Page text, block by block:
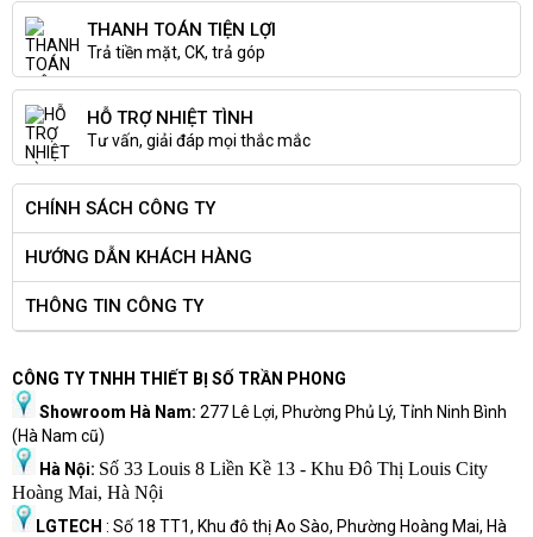
THANH TOÁN TIỆN LỢI
Trả tiền mặt, CK, trả góp
HỖ TRỢ NHIỆT TÌNH
Tư vấn, giải đáp mọi thắc mắc
CHÍNH SÁCH CÔNG TY
HƯỚNG DẪN KHÁCH HÀNG
THÔNG TIN CÔNG TY
CÔNG TY TNHH THIẾT BỊ SỐ TRẦN PHONG
Showroom Hà Nam: 277 Lê Lợi, Phường Phủ Lý, Tỉnh Ninh Bình
(Hà Nam cũ)
Hà Nội: Số 33 Louis 8 Liền Kề 13 - Khu Đô Thị Louis City
Hoàng Mai, Hà Nội
LGTECH : Số 18 TT1, Khu đô thị Ao Sào, Phường Hoàng Mai, Hà